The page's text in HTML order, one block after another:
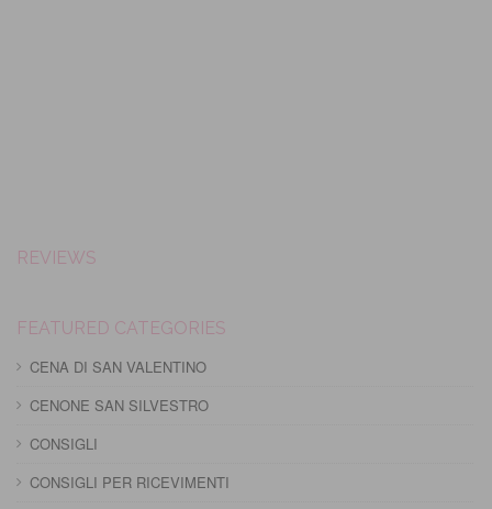
REVIEWS
FEATURED CATEGORIES
CENA DI SAN VALENTINO
CENONE SAN SILVESTRO
CONSIGLI
CONSIGLI PER RICEVIMENTI